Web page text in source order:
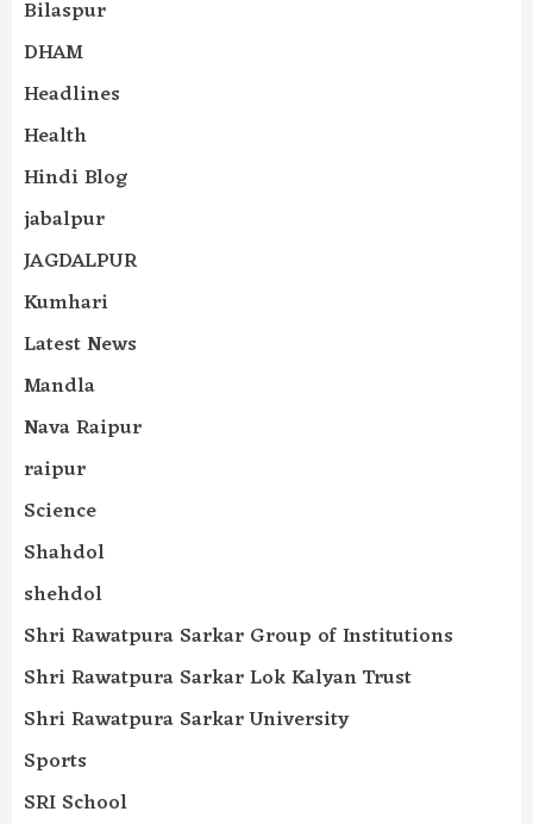
Bilaspur
DHAM
Headlines
Health
Hindi Blog
jabalpur
JAGDALPUR
Kumhari
Latest News
Mandla
Nava Raipur
raipur
Science
Shahdol
shehdol
Shri Rawatpura Sarkar Group of Institutions
Shri Rawatpura Sarkar Lok Kalyan Trust
Shri Rawatpura Sarkar University
Sports
SRI School